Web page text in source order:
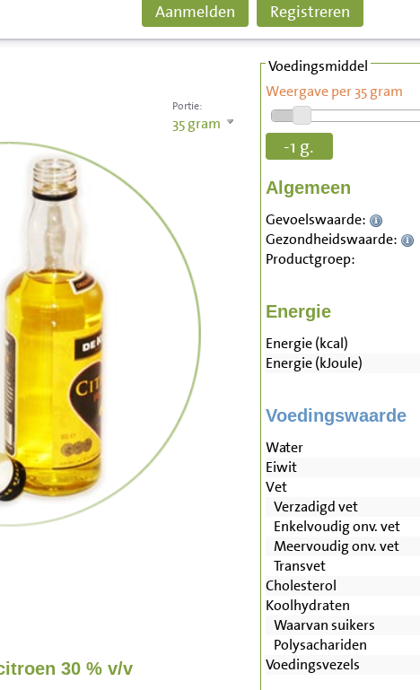
Aanmelden Registreren
Portie:
35gram
30 % v/v
Voedingsmiddel
Weergave per 35 gram
-1 g.
Algemeen
Gevoelswaarde:
Gezondheidswaarde:
Productgroep:
Energie
Energie (kcal)
Energie (kJoule)
Voedingswaarde
Water
Eiwit
Vet
Verzadigd vet
Enkelvoudig onv. vet
Meervoudig onv. vet
Transvet
Cholesterol
Koolhydraten
Waarvan suikers
Polysachariden
Voedingsvezels